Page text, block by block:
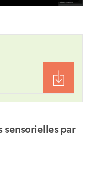
sensorielles par